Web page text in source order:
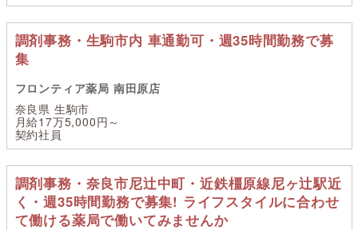
調剤事務・生駒市内 車通勤可・週35時間勤務で募
集
フロンティア薬局 南田原店
奈良県 生駒市
月給17万5,000円～
契約社員
調剤事務・奈良市尼辻中町・近鉄橿原線尼ヶ辻駅近
く・週35時間勤務で募集! ライフスタイルに合わせ
て働ける薬局で働いてみませんか